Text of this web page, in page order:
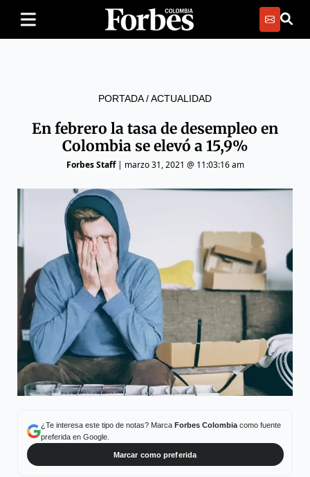
PORTADA/ACTUALIDAD
En febrero la tasa de desempleo en
Colombia se elevó a 15,9%
Forbes Staff| marzo 31, 2021 @ 11:03:16 am
¿Te interesa este tipo de notas? Marca Forbes Colombiacomo fuente
preferida en Google.
Marcar como preferida